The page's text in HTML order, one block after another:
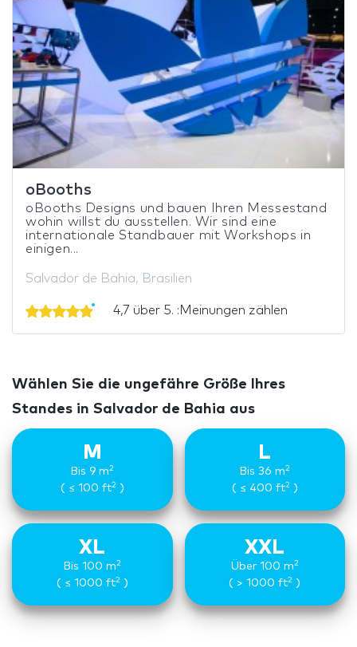
oBooths
oBooths Designs und bauen Ihren Messestand
wohin willst du ausstellen. Wir sind eine
internationale Standbauer mit Workshops in
einigen...
Salvador de Bahia, Brasilien
4,7 über 5. :Meinungen zählen
Wählen Sie die ungefähre Größe Ihres
Standes in Salvador de Bahia aus
M
Bis 9 m2
( ≤ 100 ft2)
L
Bis 36 m2
( ≤ 400 ft2)
XL
Bis 100 m2
( ≤ 1000 ft2)
XXL
Über 100 m2
( > 1000 ft2 )